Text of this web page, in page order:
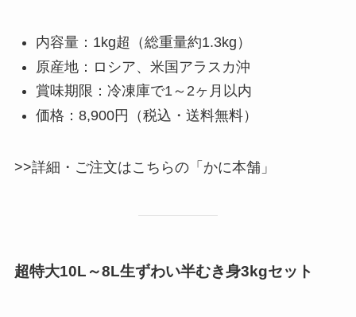
内容量：1kg超（総重量約1.3kg）
原産地：ロシア、米国アラスカ沖
賞味期限：冷凍庫で1～2ヶ月以内
価格：8,900円（税込・送料無料）
>>詳細・ご注文はこちらの「かに本舗」
超特大10L～8L生ずわい半むき身3kgセット